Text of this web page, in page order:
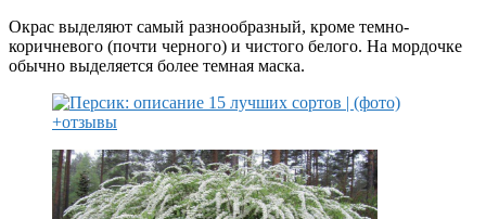
Окрас выделяют самый разнообразный, кроме темно-
коричневого (почти черного) и чистого белого. На мордочке
обычно выделяется более темная маска.